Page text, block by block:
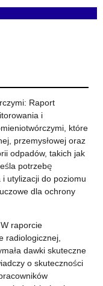
Raport
i
które
przemysłowej oraz
odpadów, takich jak
potrzebę
utylizacji do poziomu
dla ochrony
raporcie
radiologicznej,
dawki skuteczne
o skuteczności